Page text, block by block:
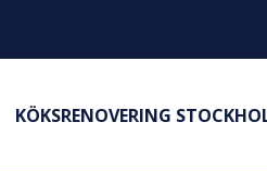
KÖKSRENOVERING